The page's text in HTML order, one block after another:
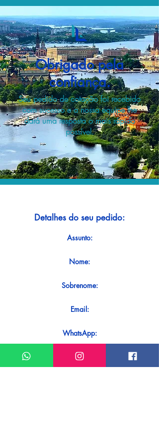
Obrigado pela
confiança.
Seu pedido de cotação foi recebido
com sucesso e a nossa equipe lhe
dará uma resposta o mais rápido
possível.
Detalhes do seu pedido:
Assunto:
Nome:
Sobrenome:
Email:
WhatsApp:
Mensagem: